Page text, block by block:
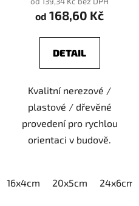
od 168,60 Kč
DETAIL
Kvalitní nerezové /
plastové / dřevěné
provedení pro rychlou
orientaci v budově.
16x4cm 20x5cm 24x6cm